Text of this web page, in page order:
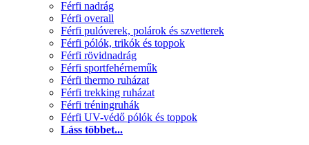
Férfi nadrág
Férfi overall
Férfi pulóverek, polárok és szvetterek
Férfi pólók, trikók és toppok
Férfi rövidnadrág
Férfi sportfehérneműk
Férfi thermo ruházat
Férfi trekking ruházat
Férfi tréningruhák
Férfi UV-védő pólók és toppok
Láss többet...